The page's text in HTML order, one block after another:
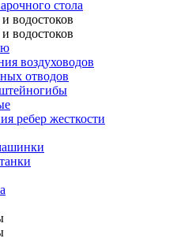
стола
водостоков
водостоков
воздуховодов
отводов
ребер жесткости